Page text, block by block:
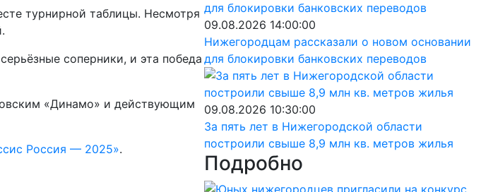
турнирной таблицы. Несмотря
соперники, и эта победа
«Динамо» и действующим
Россия — 2025».
09.08.2026 14:00:00
Нижегородцам рассказали о новом основании
для блокировки банковских переводов
09.08.2026 10:30:00
За пять лет в Нижегородской области
построили свыше 8,9 млн кв. метров жилья
Подробно